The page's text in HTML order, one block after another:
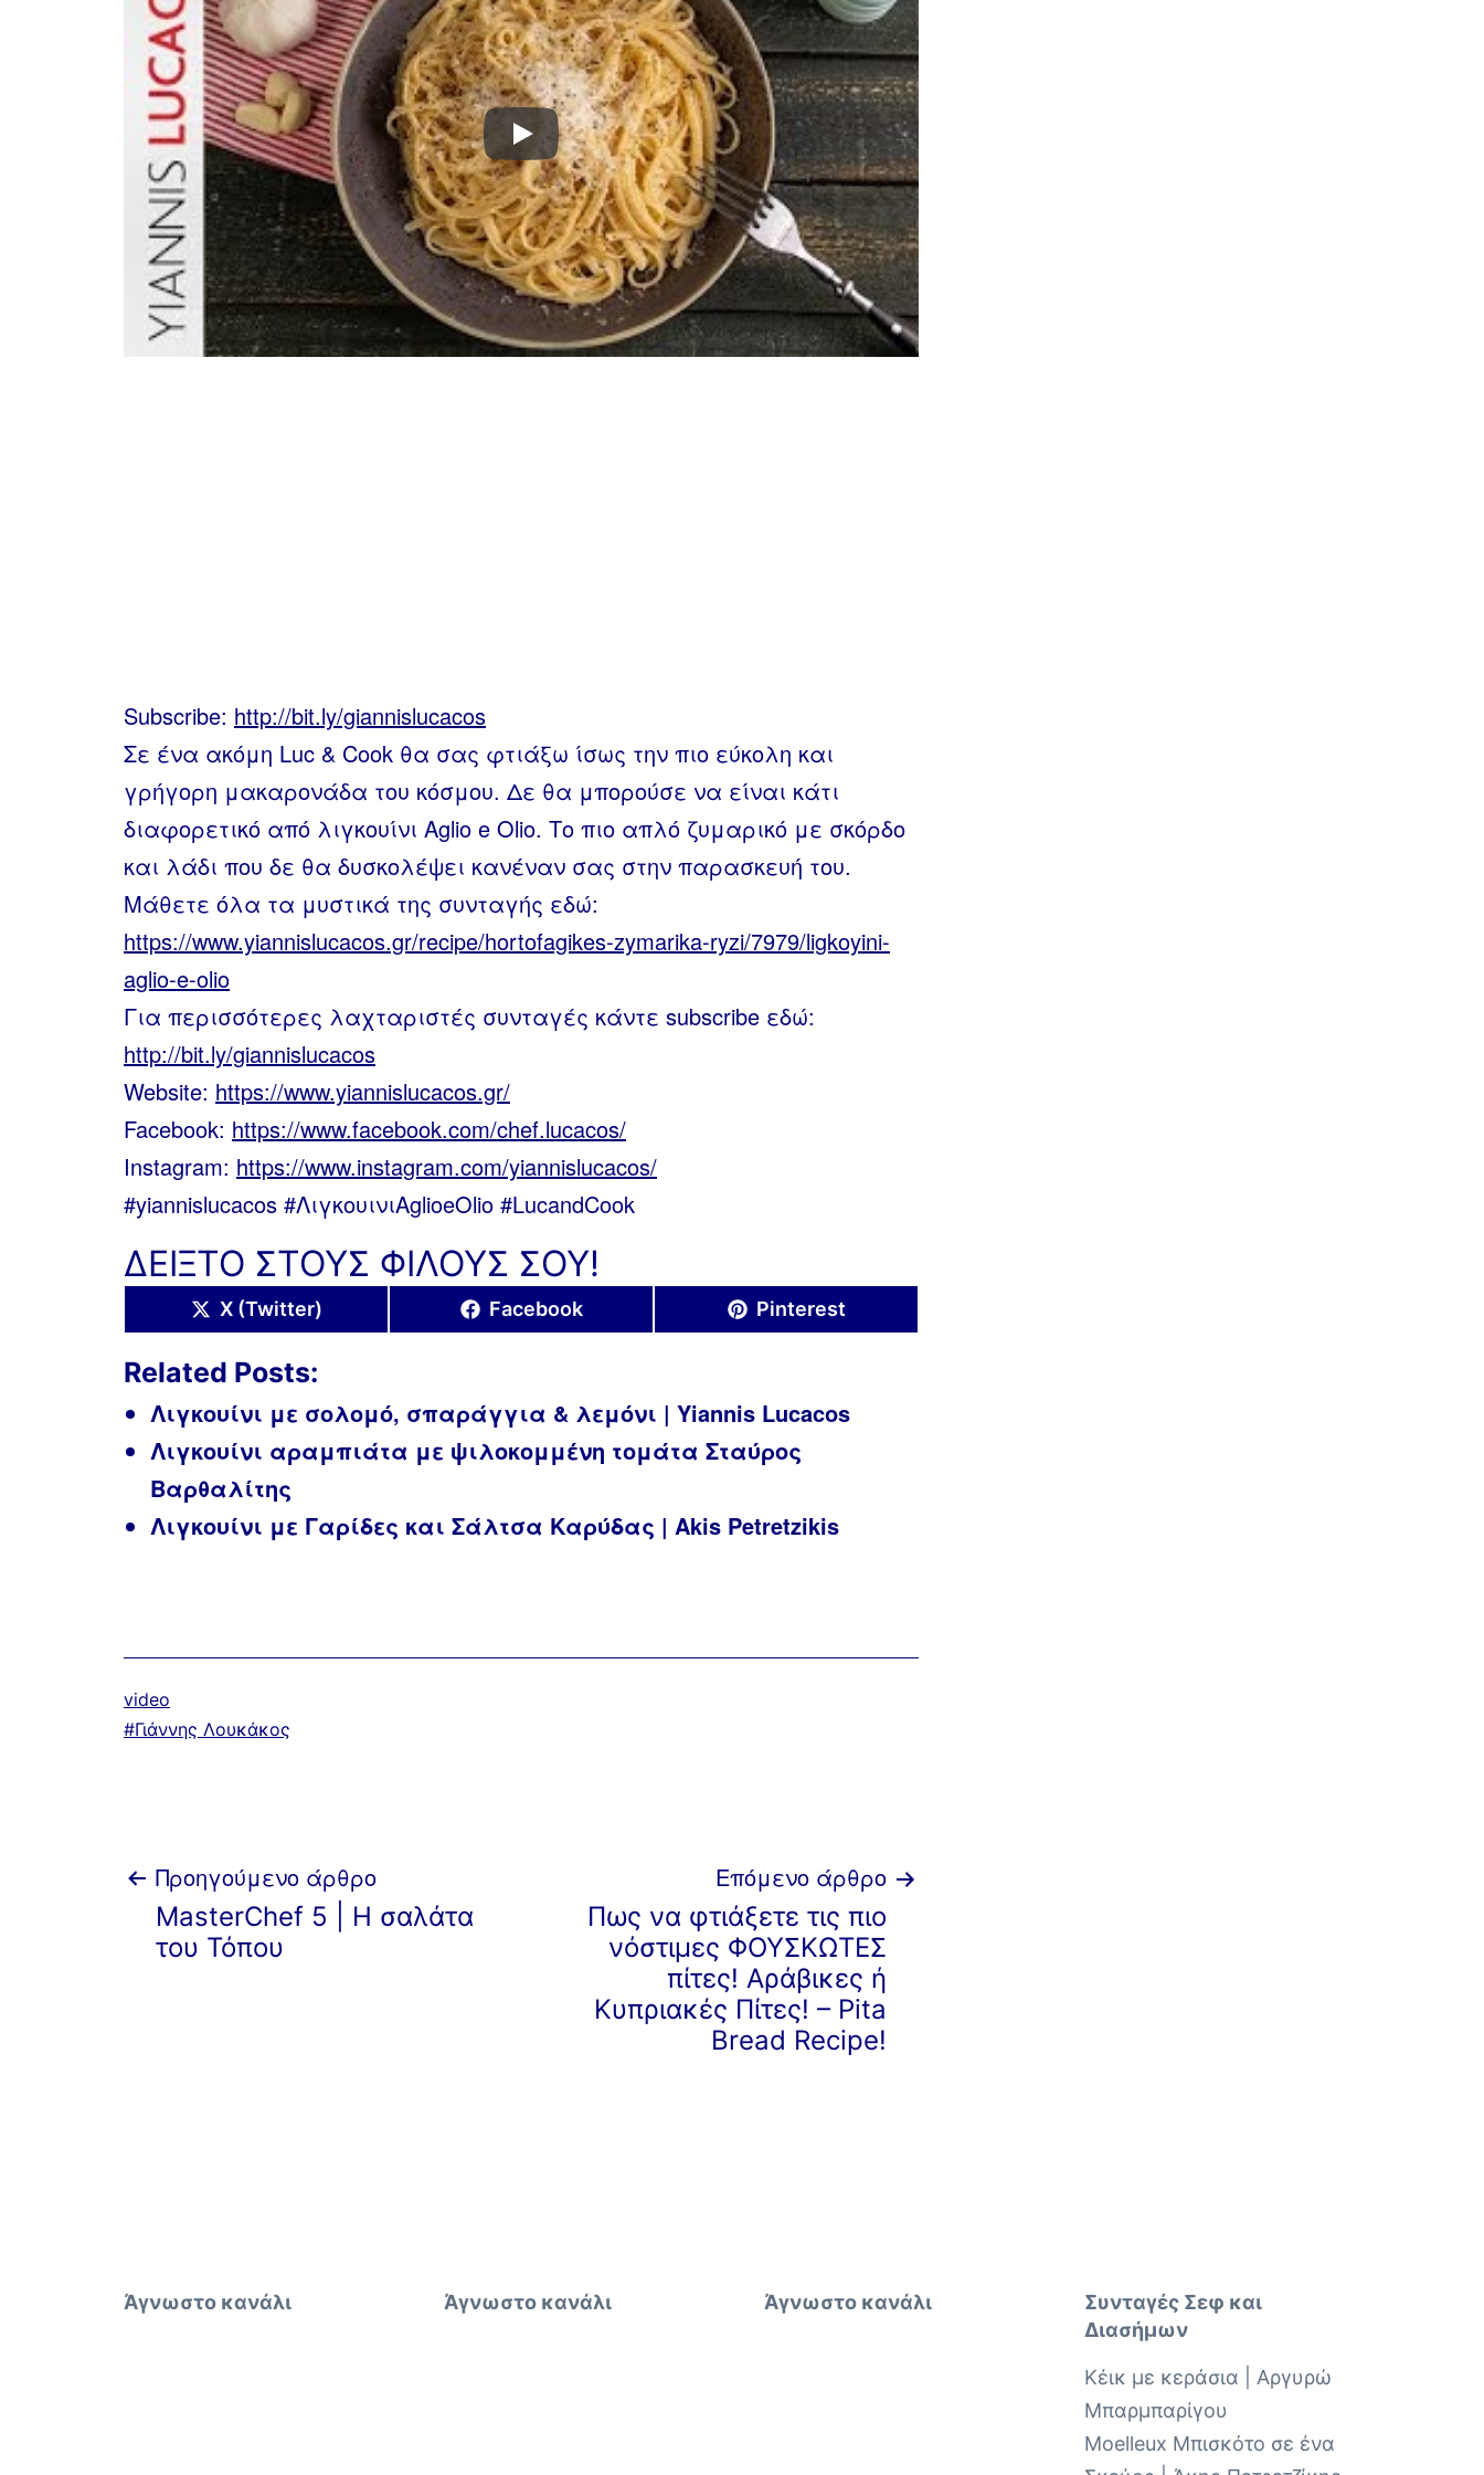
Subscribe: http://bit.ly/giannislucacos
Σε ένα ακόμη Luc & Cook θα σας φτιάξω ίσως την πιο εύκολη και
γρήγορη μακαρονάδα του κόσμου. Δε θα μπορούσε να είναι κάτι
διαφορετικό από λιγκουίνι Aglio e Olio. Το πιο απλό ζυμαρικό με σκόρδο
και λάδι που δε θα δυσκολέψει κανέναν σας στην παρασκευή του.
Μάθετε όλα τα μυστικά της συνταγής εδώ:
https://www.yiannislucacos.gr/recipe/hortofagikes-zymarika-ryzi/7979/ligkoyini-
aglio-e-olio
Για περισσότερες λαχταριστές συνταγές κάντε subscribe εδώ:
http://bit.ly/giannislucacos
Website: https://www.yiannislucacos.gr/
Facebook: https://www.facebook.com/chef.lucacos/
Instagram: https://www.instagram.com/yiannislucacos/
#yiannislucacos #ΛιγκουινιAglioeOlio #LucandCook
ΔΕΙΞΤΟ ΣΤΟΥΣ ΦΙΛΟΥΣ ΣΟΥ!
Share
on
X (Twitter)
Share
on
Facebook
Share
on
Pinterest
Related Posts:
Λιγκουίνι με σολομό, σπαράγγια & λεμόνι | Yiannis Lucacos
Λιγκουίνι αραμπιάτα με ψιλοκομμένη τομάτα Σταύρος
Βαρθαλίτης
Λιγκουίνι με Γαρίδες και Σάλτσα Καρύδας | Akis Petretzikis
Κατηγοριοποιημένα
ως
video
ΜεΓιάννης Λουκάκος
Πλοήγηση
άρθρων
Προηγούμενο άρθρο
MasterChef 5 | Η σαλάτα
του Τόπου
Επόμενο άρθρο
Πως να φτιάξετε τις πιο
νόστιμες ΦΟΥΣΚΩΤΕΣ
πίτες! Αράβικες ή
Κυπριακές Πίτες! – Pita
Bread Recipe!
Άγνωστο κανάλι Άγνωστο κανάλι Άγνωστο κανάλι
Συνταγές Σεφ και
Διασήμων
Κέικ με κεράσια | Αργυρώ
Μπαρμπαρίγου
Moelleux Μπισκότο σε ένα